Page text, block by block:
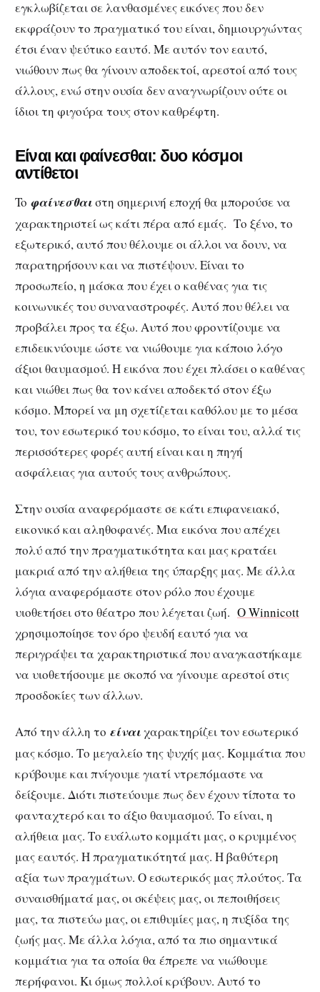
εγκλωβίζεται σε λανθασμένες εικόνες που δεν
εκφράζουν το πραγματικό του είναι, δημιουργώντας
έτσι έναν ψεύτικο εαυτό. Με αυτόν τον εαυτό,
νιώθουν πως θα γίνουν αποδεκτοί, αρεστοί από τους
άλλους, ενώ στην ουσία δεν αναγνωρίζουν ούτε οι
ίδιοι τη φιγούρα τους στον καθρέφτη.
Είναι και φαίνεσθαι: δυο κόσμοι
αντίθετοι
To φαίνεσθαιστη σημερινή εποχή θα μπορούσε να
χαρακτηριστεί ως κάτι πέρα από εμάς. Το ξένο, το
εξωτερικό, αυτό που θέλουμε οι άλλοι να δουν, να
παρατηρήσουν και να πιστέψουν. Είναι το
προσωπείο, η μάσκα που έχει ο καθένας για τις
κοινωνικές του συναναστροφές. Αυτό που θέλει να
προβάλει προς τα έξω. Αυτό που φροντίζουμε να
επιδεικνύουμε ώστε να νιώθουμε για κάποιο λόγο
άξιοι θαυμασμού. Η εικόνα που έχει πλάσει ο καθένας
και νιώθει πως θα τον κάνει αποδεκτό στον έξω
κόσμο. Μπορεί να μη σχετίζεται καθόλου με το μέσα
του, τον εσωτερικό του κόσμο, το είναι του, αλλά τις
περισσότερες φορές αυτή είναι και η πηγή
ασφάλειας για αυτούς τους ανθρώπους.
Στην ουσία αναφερόμαστε σε κάτι επιφανειακό,
εικονικό και αληθοφανές. Μια εικόνα που απέχει
πολύ από την πραγματικότητα και μας κρατάει
μακριά από την αλήθεια της ύπαρξης μας. Με άλλα
λόγια αναφερόμαστε στον ρόλο που έχουμε
υιοθετήσει στο θέατρο που λέγεται ζωή. Ο Winnicott
χρησιμοποίησε τον όρο ψευδή εαυτό για να
περιγράψει τα χαρακτηριστικά που αναγκαστήκαμε
να υιοθετήσουμε με σκοπό να γίνουμε αρεστοί στις
προσδοκίες των άλλων.
Από την άλλη το είναιχαρακτηρίζει τον εσωτερικό
μας κόσμο. Το μεγαλείο της ψυχής μας. Κομμάτια που
κρύβουμε και πνίγουμε γιατί ντρεπόμαστε να
δείξουμε. Διότι πιστεύουμε πως δεν έχουν τίποτα το
φανταχτερό και το άξιο θαυμασμού. Το είναι, η
αλήθεια μας. Το ευάλωτο κομμάτι μας, ο κρυμμένος
μας εαυτός. Η πραγματικότητά μας. Η βαθύτερη
αξία των πραγμάτων. Ο εσωτερικός μας πλούτος. Τα
συναισθήματά μας, οι σκέψεις μας, οι πεποιθήσεις
μας, τα πιστεύω μας, οι επιθυμίες μας, η πυξίδα της
ζωής μας. Με άλλα λόγια, από τα πιο σημαντικά
κομμάτια για τα οποία θα έπρεπε να νιώθουμε
περήφανοι. Κι όμως πολλοί κρύβουν. Αυτό το